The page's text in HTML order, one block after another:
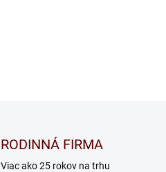
RODINNÁ FIRMA
Viac ako 25 rokov na trhu